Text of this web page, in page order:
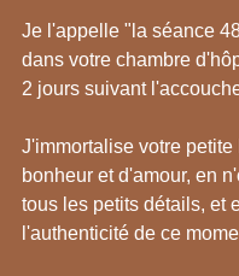
Je l'appelle "la séance
dans votre chambre
2 jours suivant
J'immortalise votre petite
bonheur et d'amour, en
tous les petits détails, et
l'authenticité de ce